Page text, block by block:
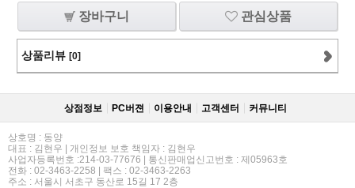
장바구니 관심상품
상품리뷰 [0]
상점정보 PC버젼 이용안내 고객센터 커뮤니티
상호명 : 동양
대표 : 김현우 | 개인정보 보호 책임자 : 김현우
사업자등록번호 :214-03-77676 | 통신판매업신고번호 : 제05963호
전화 : 02-3463-2258 | 팩스 : 02-3463-2263
주소 : 서울시 서초구 동산로 15길 17 2층